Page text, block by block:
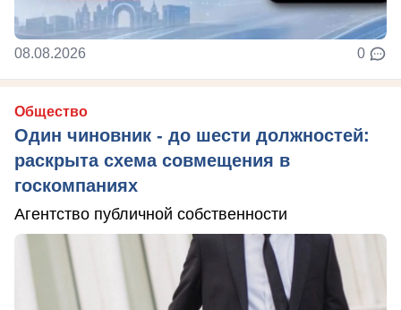
08.08.2026 0
Общество
Один чиновник - до шести должностей:
раскрыта схема совмещения в
госкомпаниях
Агентство публичной собственности